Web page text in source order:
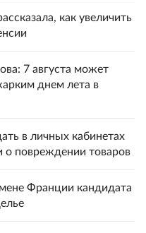
как увеличить
7 августа может
днем лета в
в личных кабинетах
о повреждении товаров
Франции кандидата